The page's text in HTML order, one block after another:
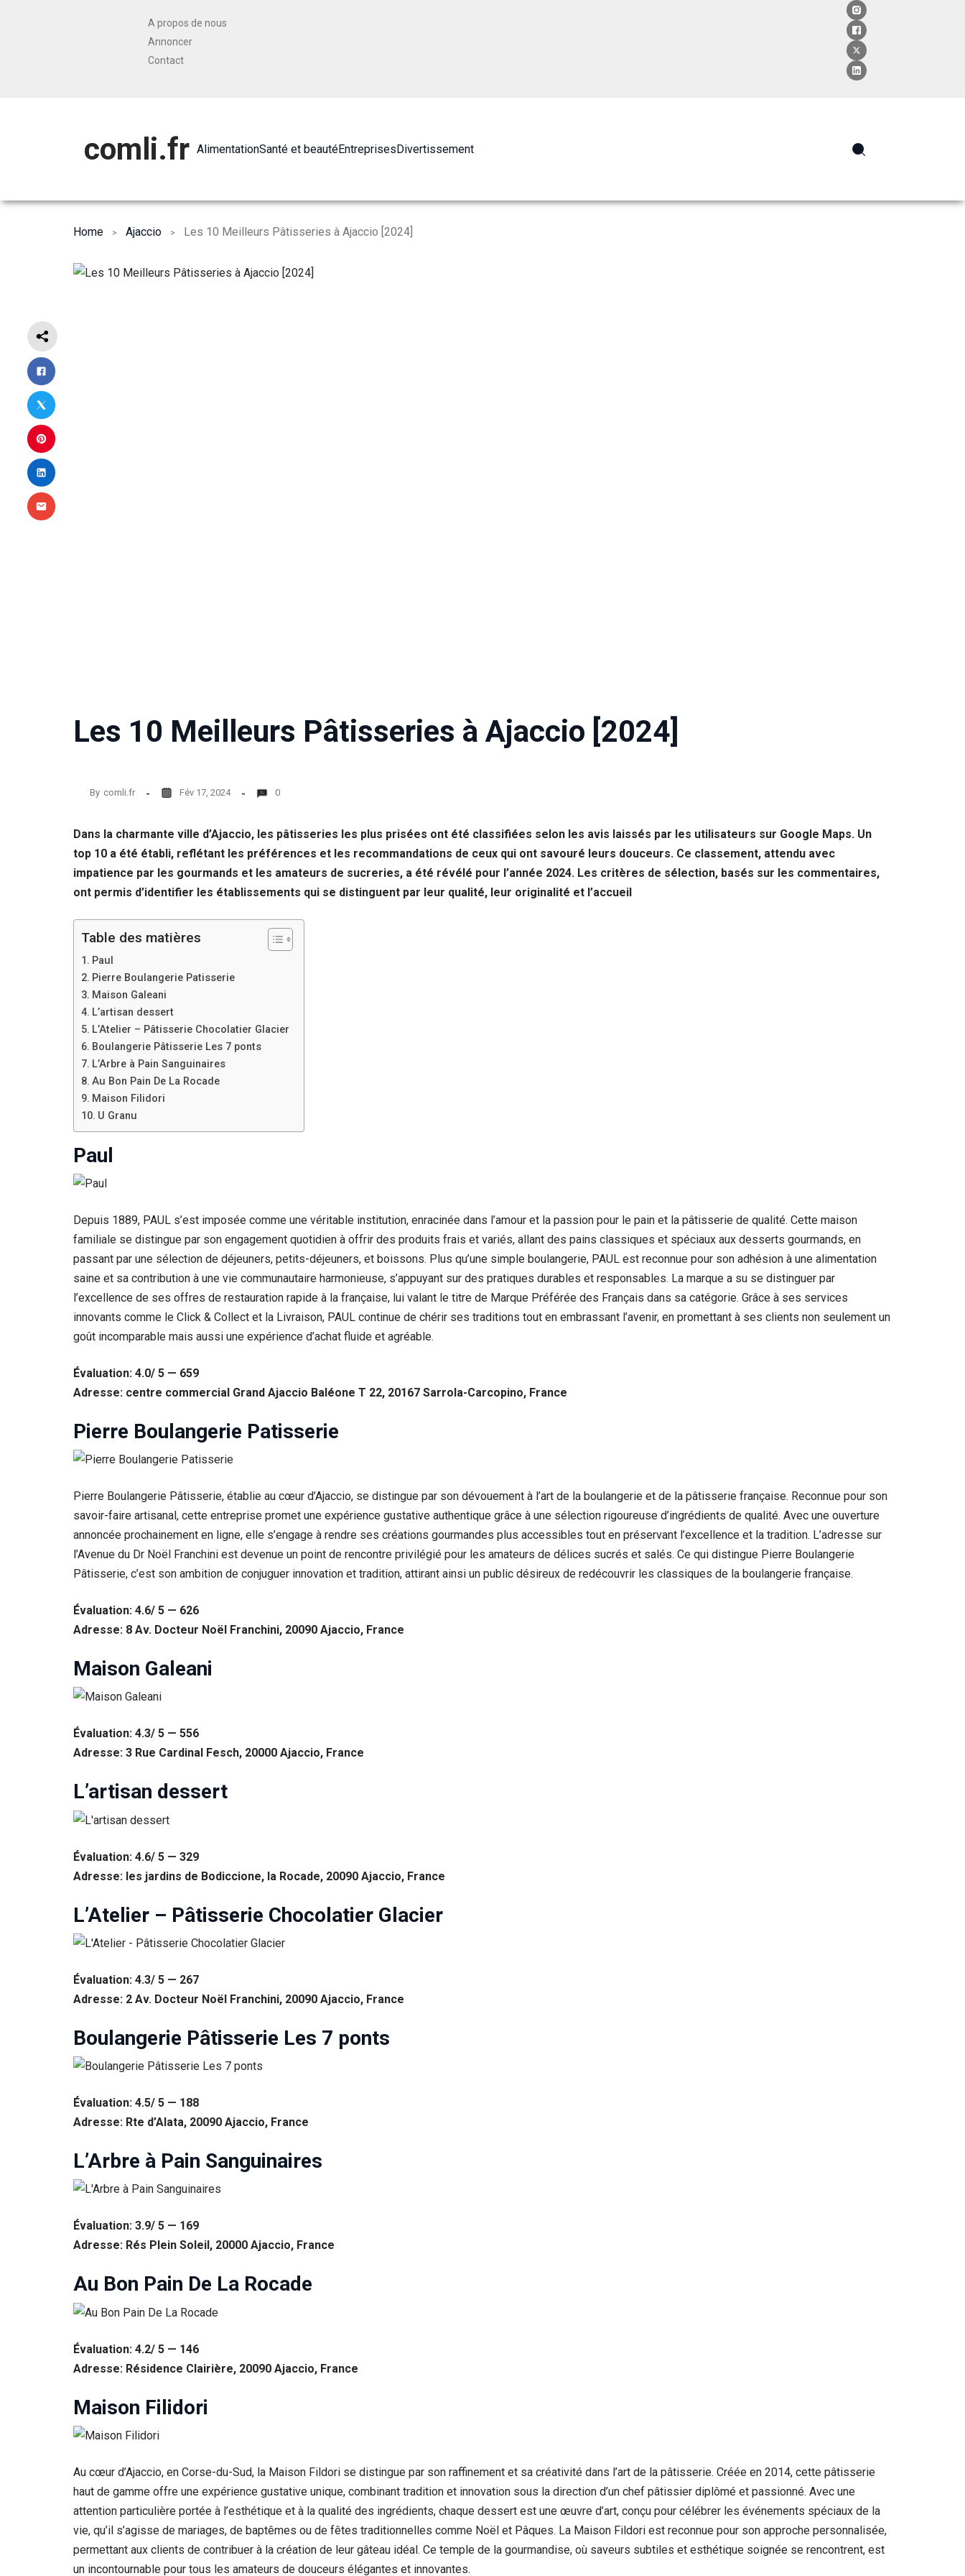
A propos de nous
Annoncer
Contact
comli.fr AlimentationSanté et beautéEntreprisesDivertissement
Home Ajaccio Les 10 Meilleurs Pâtisseries à Ajaccio [2024]
Les 10 Meilleurs Pâtisseries à Ajaccio [2024]
By comli.fr Fév 17, 2024 0
Dans la charmante ville d’Ajaccio, les pâtisseries les plus prisées ont été classifiées selon les avis laissés par les utilisateurs sur Google Maps. Un
top 10 a été établi, reflétant les préférences et les recommandations de ceux qui ont savouré leurs douceurs. Ce classement, attendu avec
impatience par les gourmands et les amateurs de sucreries, a été révélé pour l’année 2024. Les critères de sélection, basés sur les commentaires,
ont permis d’identifier les établissements qui se distinguent par leur qualité, leur originalité et l’accueil
Table des matières
Paul
Pierre Boulangerie Patisserie
Maison Galeani
L’artisan dessert
L’Atelier – Pâtisserie Chocolatier Glacier
Boulangerie Pâtisserie Les 7 ponts
L’Arbre à Pain Sanguinaires
Au Bon Pain De La Rocade
Maison Filidori
U Granu
Paul
Depuis 1889, PAUL s’est imposée comme une véritable institution, enracinée dans l’amour et la passion pour le pain et la pâtisserie de qualité. Cette maison
familiale se distingue par son engagement quotidien à offrir des produits frais et variés, allant des pains classiques et spéciaux aux desserts gourmands, en
passant par une sélection de déjeuners, petits-déjeuners, et boissons. Plus qu’une simple boulangerie, PAUL est reconnue pour son adhésion à une alimentation
saine et sa contribution à une vie communautaire harmonieuse, s’appuyant sur des pratiques durables et responsables. La marque a su se distinguer par
l’excellence de ses offres de restauration rapide à la française, lui valant le titre de Marque Préférée des Français dans sa catégorie. Grâce à ses services
innovants comme le Click & Collect et la Livraison, PAUL continue de chérir ses traditions tout en embrassant l’avenir, en promettant à ses clients non seulement un
goût incomparable mais aussi une expérience d’achat fluide et agréable.
Évaluation: 4.0/ 5 — 659
Adresse: centre commercial Grand Ajaccio Baléone T 22, 20167 Sarrola-Carcopino, France
Pierre Boulangerie Patisserie
Pierre Boulangerie Pâtisserie, établie au cœur d’Ajaccio, se distingue par son dévouement à l’art de la boulangerie et de la pâtisserie française. Reconnue pour son
savoir-faire artisanal, cette entreprise promet une expérience gustative authentique grâce à une sélection rigoureuse d’ingrédients de qualité. Avec une ouverture
annoncée prochainement en ligne, elle s’engage à rendre ses créations gourmandes plus accessibles tout en préservant l’excellence et la tradition. L’adresse sur
l’Avenue du Dr Noël Franchini est devenue un point de rencontre privilégié pour les amateurs de délices sucrés et salés. Ce qui distingue Pierre Boulangerie
Pâtisserie, c’est son ambition de conjuguer innovation et tradition, attirant ainsi un public désireux de redécouvrir les classiques de la boulangerie française.
Évaluation: 4.6/ 5 — 626
Adresse: 8 Av. Docteur Noël Franchini, 20090 Ajaccio, France
Maison Galeani
Évaluation: 4.3/ 5 — 556
Adresse: 3 Rue Cardinal Fesch, 20000 Ajaccio, France
L’artisan dessert
Évaluation: 4.6/ 5 — 329
Adresse: les jardins de Bodiccione, la Rocade, 20090 Ajaccio, France
L’Atelier – Pâtisserie Chocolatier Glacier
Évaluation: 4.3/ 5 — 267
Adresse: 2 Av. Docteur Noël Franchini, 20090 Ajaccio, France
Boulangerie Pâtisserie Les 7 ponts
Évaluation: 4.5/ 5 — 188
Adresse: Rte d’Alata, 20090 Ajaccio, France
L’Arbre à Pain Sanguinaires
Évaluation: 3.9/ 5 — 169
Adresse: Rés Plein Soleil, 20000 Ajaccio, France
Au Bon Pain De La Rocade
Évaluation: 4.2/ 5 — 146
Adresse: Résidence Clairière, 20090 Ajaccio, France
Maison Filidori
Au cœur d’Ajaccio, en Corse-du-Sud, la Maison Fildori se distingue par son raffinement et sa créativité dans l’art de la pâtisserie. Créée en 2014, cette pâtisserie
haut de gamme offre une expérience gustative unique, combinant tradition et innovation sous la direction d’un chef pâtissier diplômé et passionné. Avec une
attention particulière portée à l’esthétique et à la qualité des ingrédients, chaque dessert est une œuvre d’art, conçu pour célébrer les événements spéciaux de la
vie, qu’il s’agisse de mariages, de baptêmes ou de fêtes traditionnelles comme Noël et Pâques. La Maison Fildori est reconnue pour son approche personnalisée,
permettant aux clients de contribuer à la création de leur gâteau idéal. Ce temple de la gourmandise, où saveurs subtiles et esthétique soignée se rencontrent, est
un incontournable pour tous les amateurs de douceurs élégantes et innovantes.
du site Web.
Statistiques
fonctionnalité
du site Web,
Experience
Afin que notre
aussi bien que
possible lors
de votre visite.